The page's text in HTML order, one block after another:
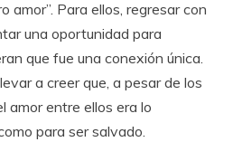
amor”. Para ellos, regresar con
una oportunidad para
que fue una conexión única.
a creer que, a pesar de los
amor entre ellos era lo
para ser salvado.